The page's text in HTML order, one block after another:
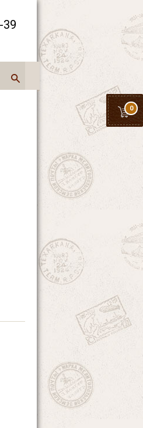
39
0